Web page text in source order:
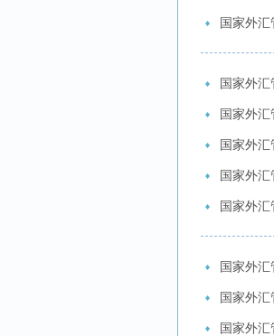
国家外
国家外
国家外
国家外
国家外
国家外
国家外
国家外
国家外